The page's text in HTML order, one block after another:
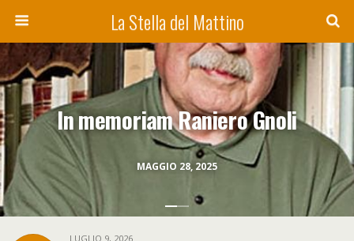
La Stella del Mattino
MAGGIO 28, 2025
In memoriam Raniero Gnoli
LUGLIO 9, 2026